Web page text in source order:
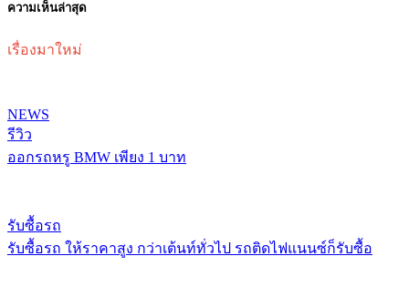
ความเห็นล่าสุด
เรื่องมาใหม่
NEWS
รีวิว
ออกรถหรู BMW เพียง 1 บาท
รับซื้อรถ
รับซื้อรถ ให้ราคาสูง กว่าเต้นท์ทั่วไป รถติดไฟแนนซ์ก็รับซื้อ